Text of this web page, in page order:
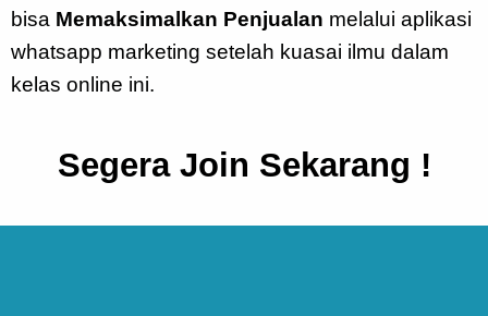
bisa Memaksimalkan Penjualan melalui aplikasi
whatsapp marketing setelah kuasai ilmu dalam
kelas online ini.
Segera Join Sekarang !